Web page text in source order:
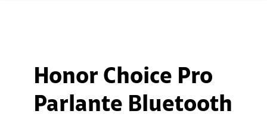
Honor Choice Pro
Parlante Bluetooth